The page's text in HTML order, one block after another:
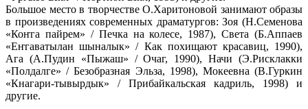
Большое место в творчестве О.Харитоновой занимают образы
в произведениях современных драматургов: Зоя (Н.Семенова
«Коҥга пайрем» / Печка на колесе, 1987), Света (Б.Аппаев
«Еҥгаватылан шыналык» / Как похищают красавиц, 1990),
Ага (А.Пудин «Пыжаш» / Очаг, 1990), Начи (Э.Рисклакки
«Полдалге» / Безобразная Эльза, 1998), Мокеевна (В.Гуркин
«Кнагари-тывырдык» / Прибайкальская кадриль, 1998) и
другие.